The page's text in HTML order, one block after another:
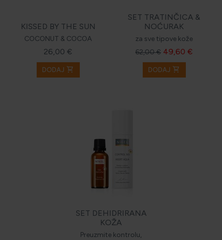
KISSED BY THE SUN
COCONUT & COCOA
26,00 €
DODAJ shopping_cart
SET TRATINČICA &
NOĆURAK
za sve tipove kože
62,00 € 49,60 €
DODAJ shopping_cart
SET DEHIDRIRANA
KOŽA
Preuzmite kontrolu,